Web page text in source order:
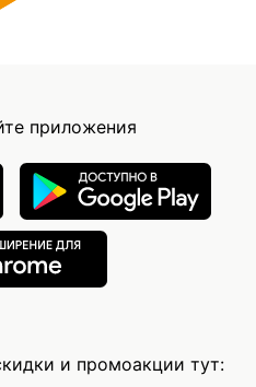
приложения
и промоакции тут: